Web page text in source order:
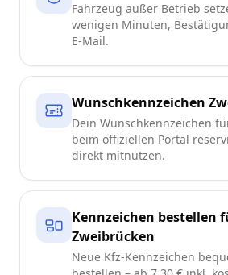
Fahrzeug außer Betrieb
wenigen Minuten,
E-Mail.
Wunschkennzeichen
Dein Wunschkennzeichen
beim offiziellen Portal
direkt mitnutzen.
Kennzeichen bestellen
Zweibrücken
Neue Kfz-Kennzeichen